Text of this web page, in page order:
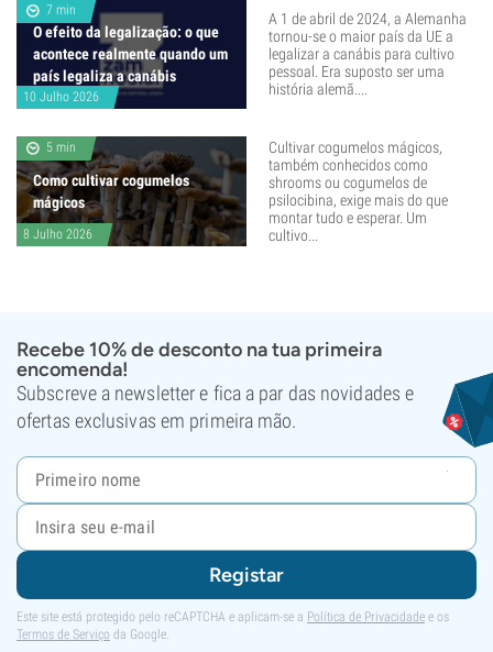
7 min
O efeito da legalização: o que
acontece realmente quando um
país legaliza a canábis
10 Julho 2026
A 1 de abril de 2024, a Alemanha
tornou-se o maior país da UE a
legalizar a canábis para cultivo
pessoal. Era suposto ser uma
história alemã....
5 min
Como cultivar cogumelos
mágicos
8 Julho 2026
Cultivar cogumelos mágicos,
também conhecidos como
shrooms ou cogumelos de
psilocibina, exige mais do que
montar tudo e esperar. Um
cultivo...
Recebe 10% de desconto na tua primeira
encomenda!
Subscreve a newsletter e fica a par das novidades e
ofertas exclusivas em primeira mão.
Registar
Este site está protegido pelo reCAPTCHA e aplicam-se a Política de Privacidade e os
Termos de Serviço da Google.